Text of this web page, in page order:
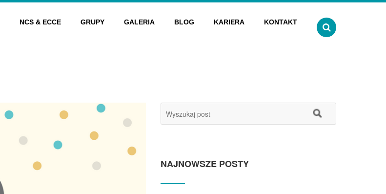
NCS & ECCE GRUPY GALERIA BLOG KARIERA KONTAKT
NAJNOWSZE POSTY